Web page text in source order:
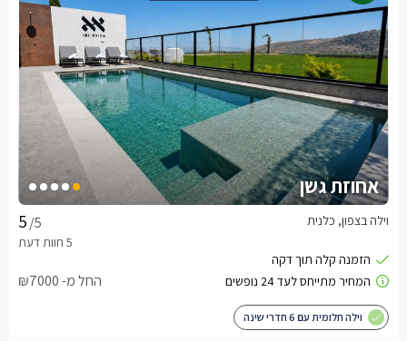
אחוזת גשן
/5 וילה בצפון, כלנית
החל מ- ₪7000
וילה חלומית עם 6 חדרי שינה